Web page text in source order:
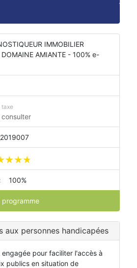
IMMOBILIER
DOMAINE AMIANTE - 100% e-
taxe
consulter
100%
programme
aux personnes handicapées
engagée pour faciliter l'accès à
publics en situation de